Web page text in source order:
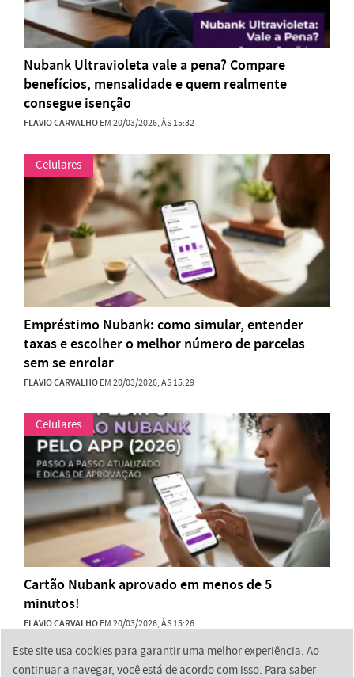
Nubank Ultravioleta vale a pena? Compare
benefícios, mensalidade e quem realmente
consegue isenção
FLAVIO CARVALHOEM 20/03/2026, ÀS 15:32
Celulares
Empréstimo Nubank: como simular, entender
taxas e escolher o melhor número de parcelas
sem se enrolar
FLAVIO CARVALHOEM 20/03/2026, ÀS 15:29
Celulares
Cartão Nubank aprovado em menos de 5
minutos!
FLAVIO CARVALHOEM 20/03/2026, ÀS 15:26
Este site usa cookies para garantir uma melhor experiência. Ao
continuar a navegar, você está de acordo com isso. Para saber